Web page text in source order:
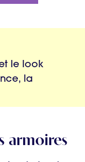
le look
la
armoires